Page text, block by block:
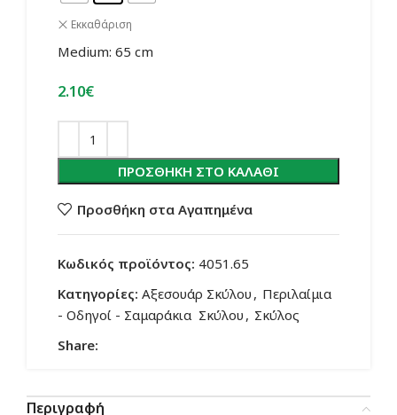
Εκκαθάριση
Medium: 65 cm
2.10€
ΠΡΟΣΘΉΚΗ ΣΤΟ ΚΑΛΆΘΙ
Προσθήκη στα Αγαπημένα
Κωδικός προϊόντος: 4051.65
Κατηγορίες: Αξεσουάρ Σκύλου , Περιλαίμια
- Οδηγοί - Σαμαράκια Σκύλου , Σκύλος
Share:
Περιγραφή